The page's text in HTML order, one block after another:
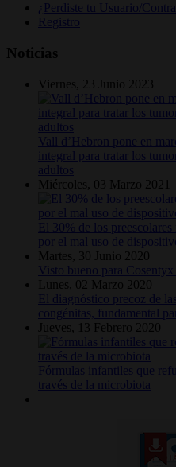
¿Perdiste tu Usuario/
Registro
Noticias
Viernes, 23 Junio 2023
Vall d’Hebron pone en
integral para tratar los
adultos
Miércoles, 03 Marzo 2021
El 30% de los
por el mal uso de
Martes, 30 Junio 2020
Visto bueno para
Lunes, 02 Marzo 2020
El diagnóstico precoz de
congénitas, fundamental
Jueves, 13 Febrero 2020
Fórmulas infantiles que
través de la microbiota